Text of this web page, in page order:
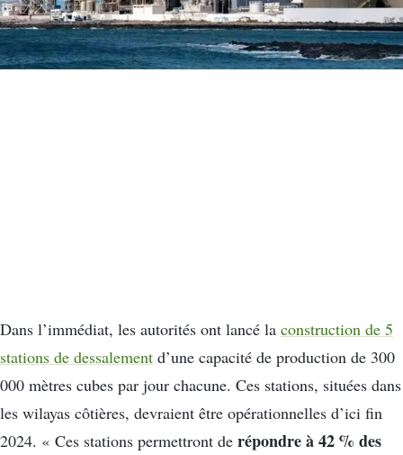
Dans l’immédiat, les autorités ont lancé la construction de 5
stations de dessalement d’une capacité de production de 300
000 mètres cubes par jour chacune. Ces stations, situées dans
les wilayas côtières, devraient être opérationnelles d’ici fin
2024. « Ces stations permettront de répondre à 42 % des